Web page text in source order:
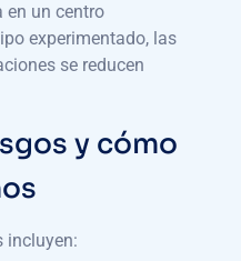
en un centro
experimentado, las
se reducen
y cómo
incluyen: